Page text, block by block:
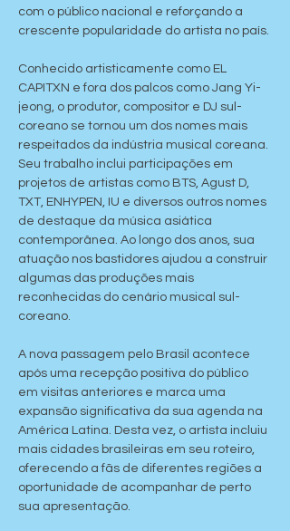
com o público nacional e reforçando a
crescente popularidade do artista no país.
Conhecido artisticamente como EL
CAPITXN e fora dos palcos como Jang Yi-
jeong, o produtor, compositor e DJ sul-
coreano se tornou um dos nomes mais
respeitados da indústria musical coreana.
Seu trabalho inclui participações em
projetos de artistas como BTS, Agust D,
TXT, ENHYPEN, IU e diversos outros nomes
de destaque da música asiática
contemporânea. Ao longo dos anos, sua
atuação nos bastidores ajudou a construir
algumas das produções mais
reconhecidas do cenário musical sul-
coreano.
A nova passagem pelo Brasil acontece
após uma recepção positiva do público
em visitas anteriores e marca uma
expansão significativa da sua agenda na
América Latina. Desta vez, o artista incluiu
mais cidades brasileiras em seu roteiro,
oferecendo a fãs de diferentes regiões a
oportunidade de acompanhar de perto
sua apresentação.